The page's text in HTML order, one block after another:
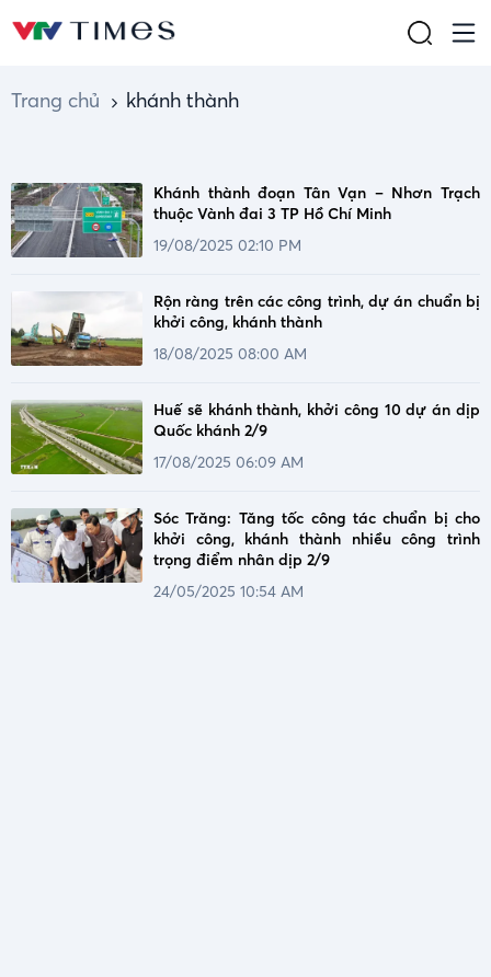
Trang chủ khánh thành
Khánh thành đoạn Tân Vạn – Nhơn Trạch
thuộc Vành đai 3 TP Hồ Chí Minh
19/08/2025 02:10 PM
Rộn ràng trên các công trình, dự án chuẩn bị
khởi công, khánh thành
18/08/2025 08:00 AM
Huế sẽ khánh thành, khởi công 10 dự án dịp
Quốc khánh 2/9
17/08/2025 06:09 AM
Sóc Trăng: Tăng tốc công tác chuẩn bị cho
khởi công, khánh thành nhiều công trình
trọng điểm nhân dịp 2/9
24/05/2025 10:54 AM